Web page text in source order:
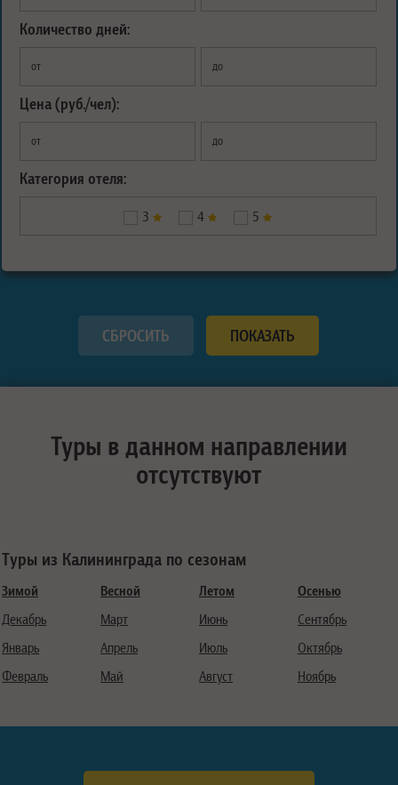
Количество дней:
от до
Цена (руб./чел):
от до
Категория отеля:
3 4 5
Туры в данном направлении
отсутствуют
Туры из Калининграда по сезонам
Зимой
Декабрь
Январь
Февраль
Весной
Март
Апрель
Май
Летом
Июнь
Июль
Август
Осенью
Сентябрь
Октябрь
Ноябрь